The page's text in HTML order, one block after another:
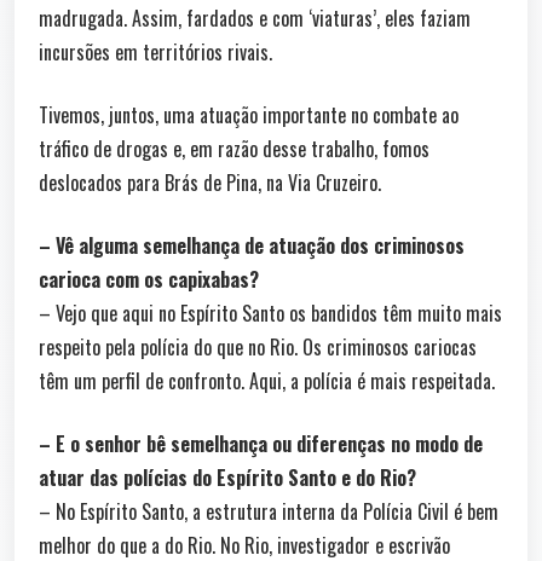
madrugada. Assim, fardados e com ‘viaturas’, eles faziam
incursões em territórios rivais.
Tivemos, juntos, uma atuação importante no combate ao
tráfico de drogas e, em razão desse trabalho, fomos
deslocados para Brás de Pina, na Via Cruzeiro.
– Vê alguma semelhança de atuação dos criminosos
carioca com os capixabas?
– Vejo que aqui no Espírito Santo os bandidos têm muito mais
respeito pela polícia do que no Rio. Os criminosos cariocas
têm um perfil de confronto. Aqui, a polícia é mais respeitada.
– E o senhor bê semelhança ou diferenças no modo de
atuar das polícias do Espírito Santo e do Rio?
– No Espírito Santo, a estrutura interna da Polícia Civil é bem
melhor do que a do Rio. No Rio, investigador e escrivão